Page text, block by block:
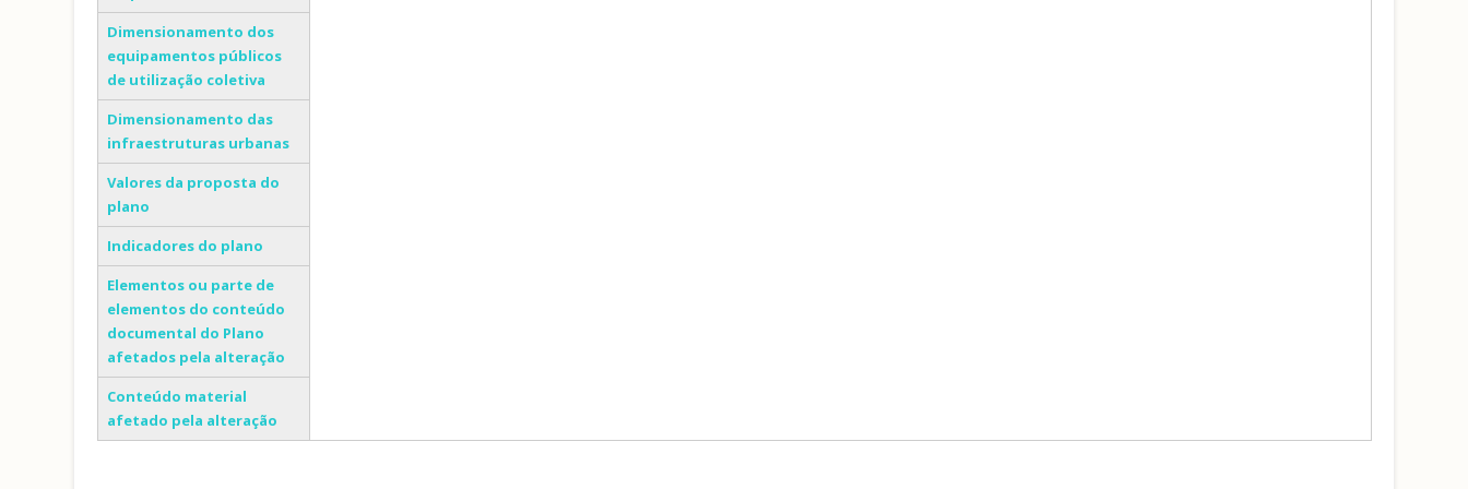
Dimensionamento dos
equipamentos públicos
de utilização coletiva
Dimensionamento das
infraestruturas urbanas
Valores da proposta do
plano
Indicadores do plano
Elementos ou parte de
elementos do conteúdo
documental do Plano
afetados pela alteração
Conteúdo material
afetado pela alteração